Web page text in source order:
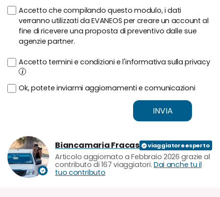
Accetto che compilando questo modulo, i dati
verranno utilizzati da EVANEOS per creare un account al
fine di ricevere una proposta di preventivo dalle sue
agenzie partner.
Accetto termini e condizioni e l'informativa sulla privacy
i
Ok, potete inviarmi aggiornamenti e comunicazioni
INVIA
Biancamaria Fracas
Articolo aggiornato a Febbraio 2026 grazie al
contributo di 167 viaggiatori. Dai anche tu il
tuo contributo